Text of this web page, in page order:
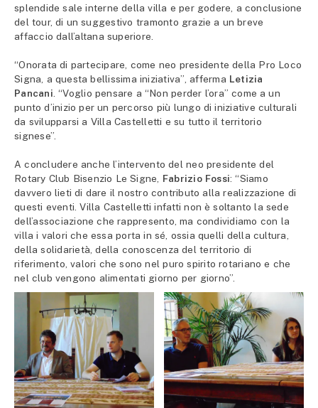
splendide sale interne della villa e per godere, a conclusione
del tour, di un suggestivo tramonto grazie a un breve
affaccio dall’altana superiore.
“Onorata di partecipare, come neo presidente della Pro Loco
Signa, a questa bellissima iniziativa”, afferma Letizia
Pancani . “Voglio pensare a “Non perder l’ora” come a un
punto d’inizio per un percorso più lungo di iniziative culturali
da svilupparsi a Villa Castelletti e su tutto il territorio
signese”.
A concludere anche l’intervento del neo presidente del
Rotary Club Bisenzio Le Signe, Fabrizio Fossi: “Siamo
davvero lieti di dare il nostro contributo alla realizzazione di
questi eventi. Villa Castelletti infatti non è soltanto la sede
dell’associazione che rappresento, ma condividiamo con la
villa i valori che essa porta in sé, ossia quelli della cultura,
della solidarietà, della conoscenza del territorio di
riferimento, valori che sono nel puro spirito rotariano e che
nel club vengono alimentati giorno per giorno”.